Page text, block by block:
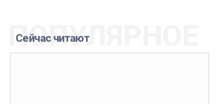
Сейчас читают
ПОПУЛЯРНОЕ